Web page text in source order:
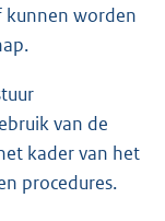
kunnen worden
van de
kader van het
procedures.